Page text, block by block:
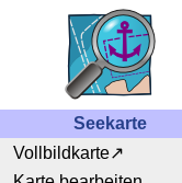
Seekarte
Vollbildkarte